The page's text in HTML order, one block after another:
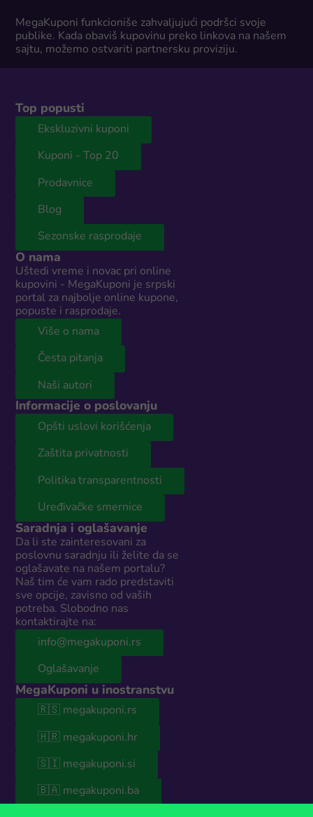
MegaKuponi funkcioniše zahvaljujući podršci svoje
publike. Kada obaviš kupovinu preko linkova na našem
sajtu, možemo ostvariti partnersku proviziju.
Top popusti
Ekskluzivni kuponi
Kuponi - Top 20
Prodavnice
Blog
Sezonske rasprodaje
O nama
Uštedi vreme i novac pri online
kupovini - MegaKuponi je srpski
portal za najbolje online kupone,
popuste i rasprodaje.
Više o nama
Česta pitanja
Naši autori
Informacije o poslovanju
Opšti uslovi korišćenja
Zaštita privatnosti
Politika transparentnosti
Uređivačke smernice
Saradnja i oglašavanje
Da li ste zainteresovani za
poslovnu saradnju ili želite da se
oglašavate na našem portalu?
Naš tim će vam rado predstaviti
sve opcije, zavisno od vaših
potreba. Slobodno nas
kontaktirajte na:
info@megakuponi.rs
Oglašavanje
MegaKuponi u inostranstvu
🇷🇸 megakuponi.rs
🇭🇷 megakuponi.hr
🇸🇮 megakuponi.si
🇧🇦 megakuponi.ba